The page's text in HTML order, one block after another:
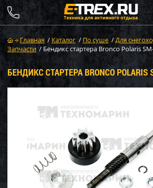
Главная / Каталог / По суше /Для
Запчасти / Бендикс стартера Bronco Polaris
БЕНДИКС СТАРТЕРА BRONCO POLARIS